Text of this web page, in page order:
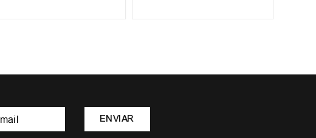
ENVIAR